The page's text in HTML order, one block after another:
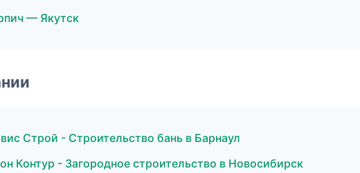
— Якутск
Строй - Строительство бань в Барнаул
Контур - Загородное строительство в Новосибирск